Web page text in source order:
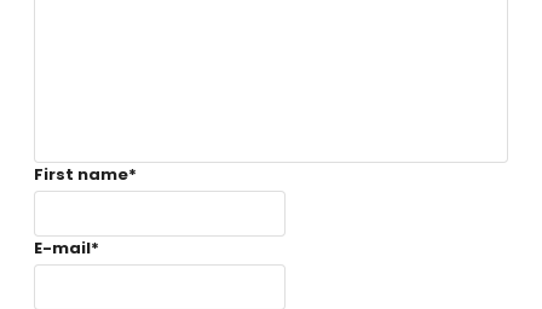
First name*
E-mail*